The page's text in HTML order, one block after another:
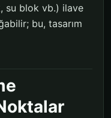
su blok vb.) ilave
bu, tasarım